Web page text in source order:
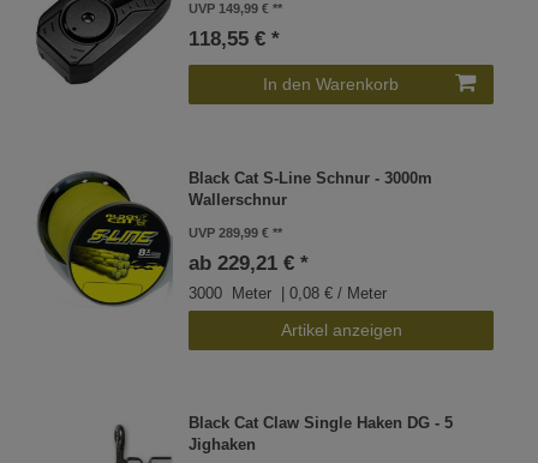
UVP 149,99 €
118,55 € *
In den Warenkorb
Black Cat S-Line Schnur - 3000m
Wallerschnur
UVP 289,99 €
ab 229,21 € *
3000 Meter | 0,08 € / Meter
Artikel anzeigen
Black Cat Claw Single Haken DG - 5
Jighaken